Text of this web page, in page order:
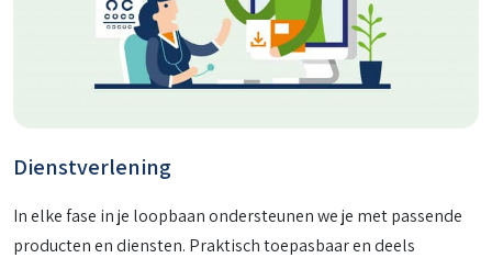
Dienstverlening
In elke fase in je loopbaan ondersteunen we je met passende
producten en diensten. Praktisch toepasbaar en deels